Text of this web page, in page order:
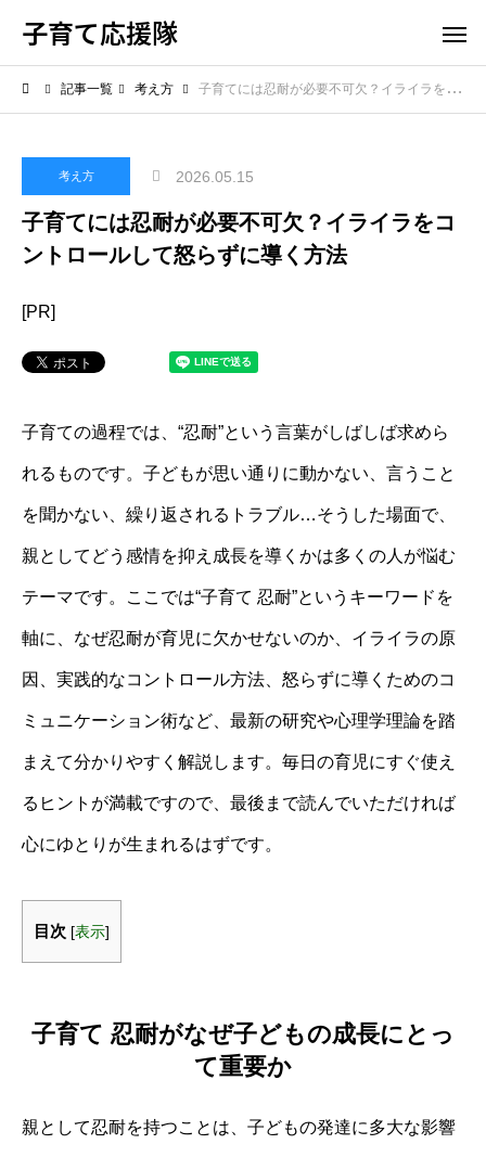
子育て応援隊
記事一覧 考え方 子育てには忍耐が必要不可欠？イライラをコントロールして怒らずに導く方法
考え方 2026.05.15
子育てには忍耐が必要不可欠？イライラをコ
ントロールして怒らずに導く方法
[PR]
子育ての過程では、“忍耐”という言葉がしばしば求めら
れるものです。子どもが思い通りに動かない、言うこと
を聞かない、繰り返されるトラブル…そうした場面で、
親としてどう感情を抑え成長を導くかは多くの人が悩む
テーマです。ここでは“子育て 忍耐”というキーワードを
軸に、なぜ忍耐が育児に欠かせないのか、イライラの原
因、実践的なコントロール方法、怒らずに導くためのコ
ミュニケーション術など、最新の研究や心理学理論を踏
まえて分かりやすく解説します。毎日の育児にすぐ使え
るヒントが満載ですので、最後まで読んでいただければ
心にゆとりが生まれるはずです。
目次 [表示]
子育て 忍耐がなぜ子どもの成長にとっ
て重要か
親として忍耐を持つことは、子どもの発達に多大な影響